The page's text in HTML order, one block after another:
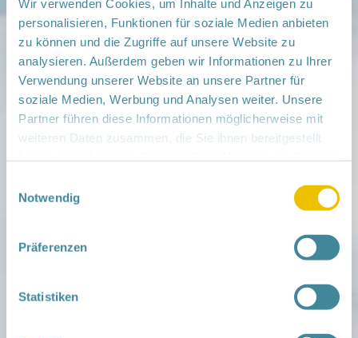
Wir verwenden Cookies, um Inhalte und Anzeigen zu
personalisieren, Funktionen für soziale Medien anbieten
zu können und die Zugriffe auf unsere Website zu
analysieren. Außerdem geben wir Informationen zu Ihrer
Verwendung unserer Website an unsere Partner für
soziale Medien, Werbung und Analysen weiter. Unsere
Partner führen diese Informationen möglicherweise mit
weiteren Daten zusammen, die Sie ihnen bereitgestellt
Notwendig
Präferenzen
Statistiken
Weitere Infos:
› Zum Regionalnetzwerk ...
in der Schwangerschaft
Zu deiner Region